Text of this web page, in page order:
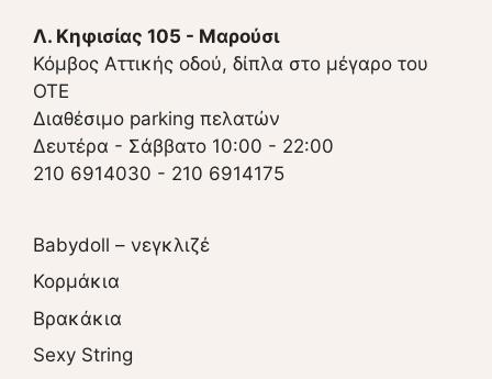
Λ. Κηφισίας 105 - Μαρούσι
Κόμβος Αττικής οδού, δίπλα στο μέγαρο του
ΟΤΕ
Διαθέσιμο parking πελατών
Δευτέρα - Σάββατο 10:00 - 22:00
210 6914030 - 210 6914175
Babydoll – νεγκλιζέ
Κορμάκια
Βρακάκια
Sexy String